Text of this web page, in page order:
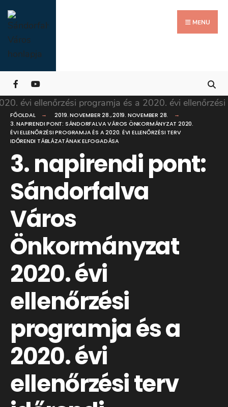
Skip
to
content
MENU
FŐOLDAL 2019. NOVEMBER 28.,2019. NOVEMBER 28.
3. NAPIRENDI PONT: SÁNDORFALVA VÁROS ÖNKORMÁNYZAT 2020.
ÉVI ELLENŐRZÉSI PROGRAMJA ÉS A 2020. ÉVI ELLENŐRZÉSI TERV
IDŐRENDI TÁBLÁZATÁNAK ELFOGADÁSA
3. napirendi pont:
Sándorfalva
Város
Önkormányzat
2020. évi
ellenőrzési
programja és a
2020. évi
ellenőrzési terv
for:
Close